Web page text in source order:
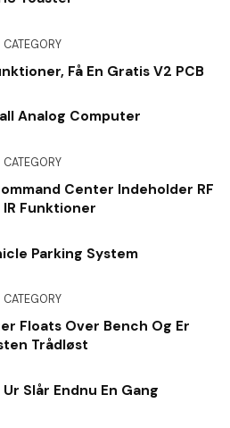
CATEGORY
Få En Gratis V2 PCB
Analog Computer
CATEGORY
Center Indeholder RF
IR Funktioner
Parking System
CATEGORY
Floats Over Bench Og Er
Trådløst
Slår Endnu En Gang